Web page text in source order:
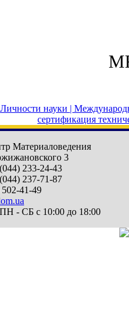
Личности науки |
сертификация
Материаловедения
3
233-24-43
237-71-87
41-49
ПН - СБ с 10:00 до 18:00